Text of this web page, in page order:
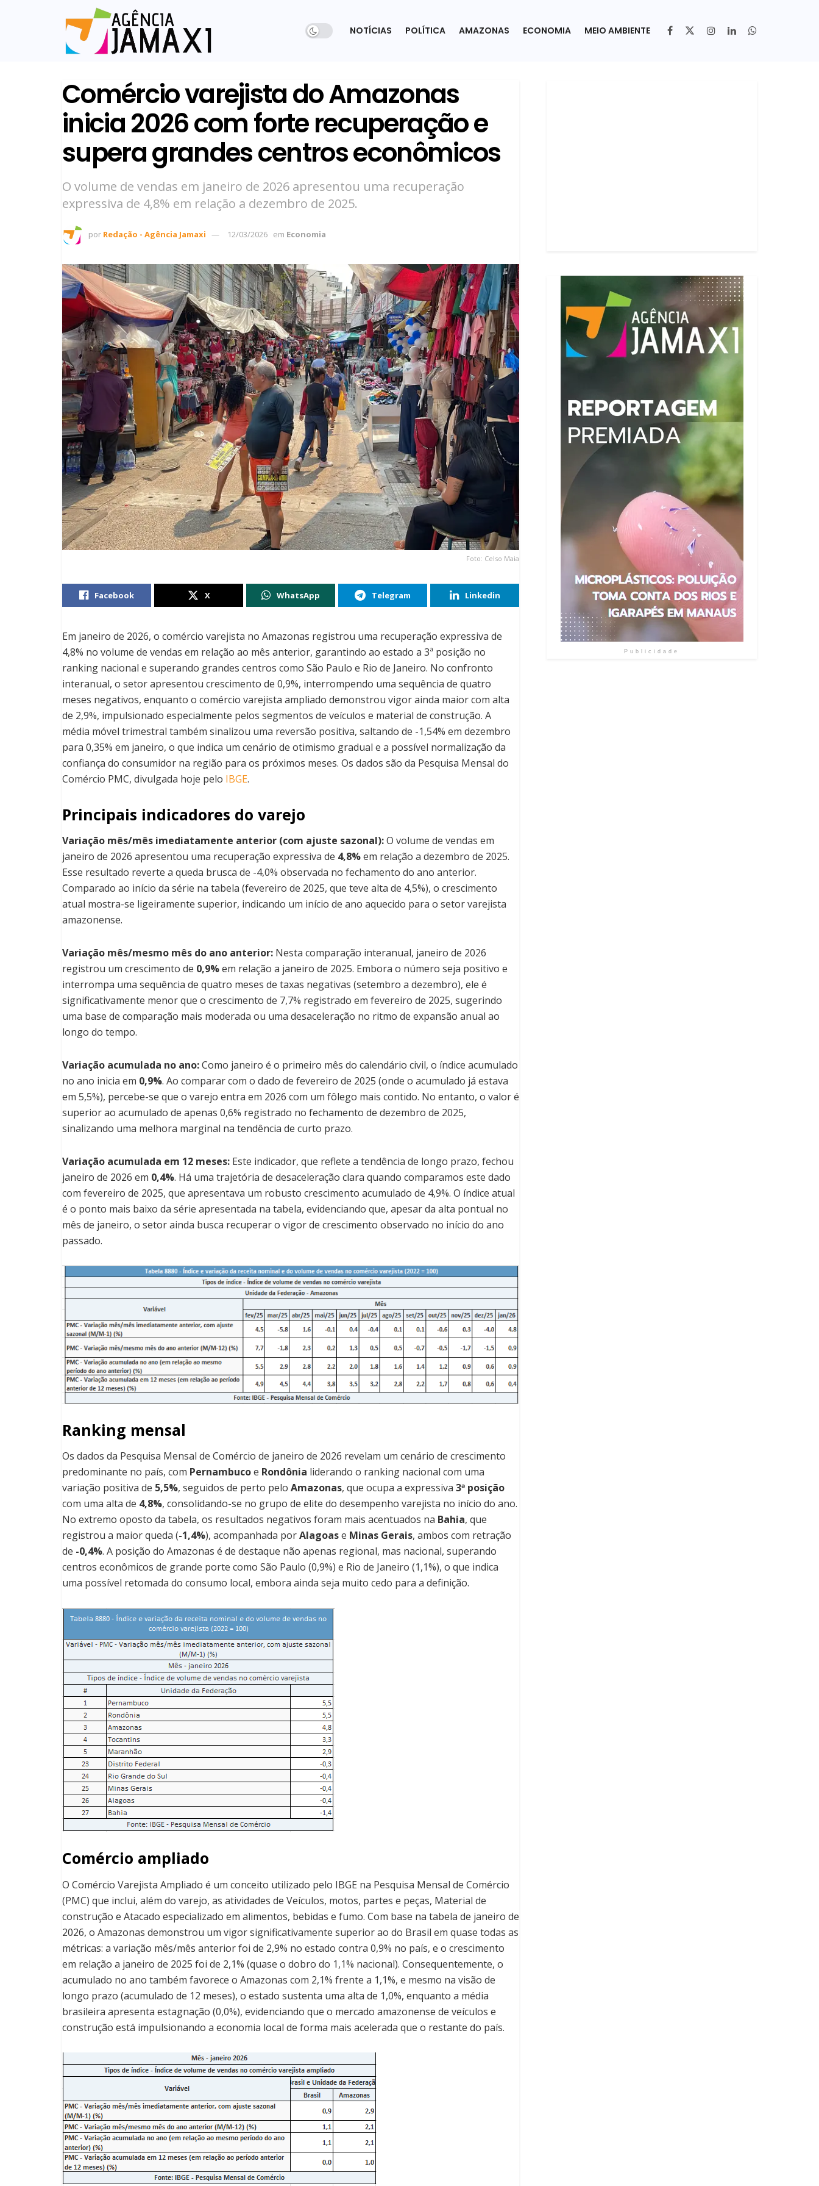
NOTÍCIAS POLÍTICA AMAZONAS ECONOMIA MEIO AMBIENTE
Comércio varejista do Amazonas
inicia 2026 com forte recuperação e
supera grandes centros econômicos
O volume de vendas em janeiro de 2026 apresentou uma recuperação
expressiva de 4,8% em relação a dezembro de 2025.
por Redação - Agência Jamaxi 12/03/2026 em Economia
Foto: Celso Maia
Facebook X WhatsApp Telegram Linkedin
Em janeiro de 2026, o comércio varejista no Amazonas registrou uma recuperação expressiva de
4,8% no volume de vendas em relação ao mês anterior, garantindo ao estado a 3ª posição no
ranking nacional e superando grandes centros como São Paulo e Rio de Janeiro. No confronto
interanual, o setor apresentou crescimento de 0,9%, interrompendo uma sequência de quatro
meses negativos, enquanto o comércio varejista ampliado demonstrou vigor ainda maior com alta
de 2,9%, impulsionado especialmente pelos segmentos de veículos e material de construção. A
média móvel trimestral também sinalizou uma reversão positiva, saltando de -1,54% em dezembro
para 0,35% em janeiro, o que indica um cenário de otimismo gradual e a possível normalização da
confiança do consumidor na região para os próximos meses. Os dados são da Pesquisa Mensal do
Comércio PMC, divulgada hoje pelo IBGE.
Principais indicadores do varejo
Variação mês/mês imediatamente anterior (com ajuste sazonal):O volume de vendas em
janeiro de 2026 apresentou uma recuperação expressiva de 4,8%em relação a dezembro de 2025.
Esse resultado reverte a queda brusca de -4,0% observada no fechamento do ano anterior.
Comparado ao início da série na tabela (fevereiro de 2025, que teve alta de 4,5%), o crescimento
atual mostra-se ligeiramente superior, indicando um início de ano aquecido para o setor varejista
amazonense.
Variação mês/mesmo mês do ano anterior: Nesta comparação interanual, janeiro de 2026
registrou um crescimento de 0,9%em relação a janeiro de 2025. Embora o número seja positivo e
interrompa uma sequência de quatro meses de taxas negativas (setembro a dezembro), ele é
significativamente menor que o crescimento de 7,7% registrado em fevereiro de 2025, sugerindo
uma base de comparação mais moderada ou uma desaceleração no ritmo de expansão anual ao
longo do tempo.
Variação acumulada no ano:Como janeiro é o primeiro mês do calendário civil, o índice acumulado
no ano inicia em 0,9%. Ao comparar com o dado de fevereiro de 2025 (onde o acumulado já estava
em 5,5%), percebe-se que o varejo entra em 2026 com um fôlego mais contido. No entanto, o valor é
superior ao acumulado de apenas 0,6% registrado no fechamento de dezembro de 2025,
sinalizando uma melhora marginal na tendência de curto prazo.
Variação acumulada em 12 meses: Este indicador, que reflete a tendência de longo prazo, fechou
janeiro de 2026 em 0,4%. Há uma trajetória de desaceleração clara quando comparamos este dado
com fevereiro de 2025, que apresentava um robusto crescimento acumulado de 4,9%. O índice atual
é o ponto mais baixo da série apresentada na tabela, evidenciando que, apesar da alta pontual no
mês de janeiro, o setor ainda busca recuperar o vigor de crescimento observado no início do ano
passado.
Ranking mensal
Os dados da Pesquisa Mensal de Comércio de janeiro de 2026 revelam um cenário de crescimento
predominante no país, com Pernambucoe Rondônia liderando o ranking nacional com uma
variação positiva de 5,5%, seguidos de perto pelo Amazonas, que ocupa a expressiva 3ª posição
com uma alta de 4,8%, consolidando-se no grupo de elite do desempenho varejista no início do ano.
No extremo oposto da tabela, os resultados negativos foram mais acentuados na Bahia, que
registrou a maior queda (-1,4%), acompanhada porAlagoase Minas Gerais, ambos com retração
de -0,4%. A posição do Amazonas é de destaque não apenas regional, mas nacional, superando
centros econômicos de grande porte como São Paulo (0,9%) e Rio de Janeiro (1,1%), o que indica
uma possível retomada do consumo local, embora ainda seja muito cedo para a definição.
Comércio ampliado
O Comércio Varejista Ampliado é um conceito utilizado pelo IBGE na Pesquisa Mensal de Comércio
(PMC) que inclui, além do varejo, as atividades de Veículos, motos, partes e peças, Material de
construção e Atacado especializado em alimentos, bebidas e fumo. Com base na tabela de janeiro de
2026, o Amazonas demonstrou um vigor significativamente superior ao do Brasil em quase todas as
métricas: a variação mês/mês anterior foi de 2,9% no estado contra 0,9% no país, e o crescimento
em relação a janeiro de 2025 foi de 2,1% (quase o dobro do 1,1% nacional). Consequentemente, o
acumulado no ano também favorece o Amazonas com 2,1% frente a 1,1%, e mesmo na visão de
longo prazo (acumulado de 12 meses), o estado sustenta uma alta de 1,0%, enquanto a média
brasileira apresenta estagnação (0,0%), evidenciando que o mercado amazonense de veículos e
construção está impulsionando a economia local de forma mais acelerada que o restante do país.
Publicidade